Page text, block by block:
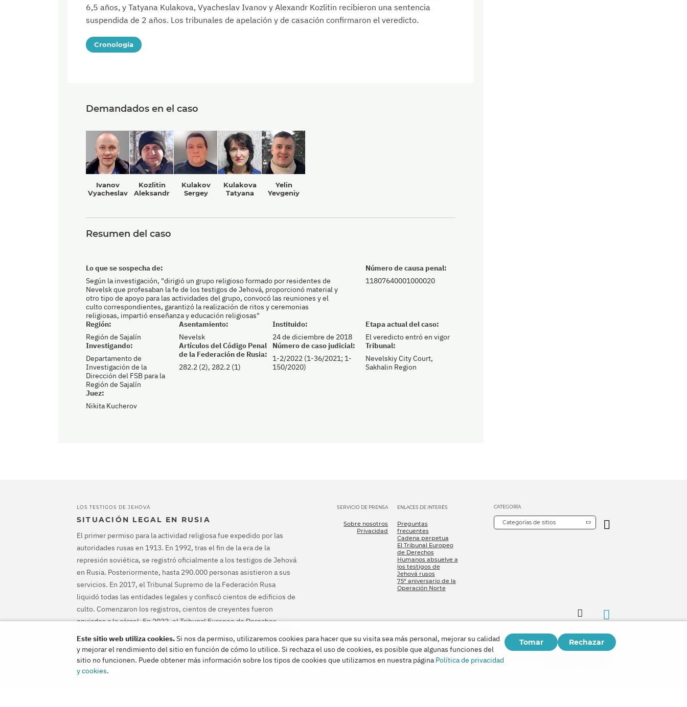
6,5 años, y Tatyana Kulakova, Vyacheslav Ivanov y Alexandr Kozlitin recibieron una sentencia
suspendida de 2 años. Los tribunales de apelación y de casación confirmaron el veredicto.
Cronología
Demandados en el caso
Ivanov
Vyacheslav
Kozlitin
Aleksandr
Kulakov
Sergey
Kulakova
Tatyana
Yelin
Yevgeniy
Resumen del caso
Región:
Región de Sajalín
Asentamiento:
Nevelsk
Lo que se sospecha de:
Según la investigación, "dirigió un grupo religioso formado por residentes de
Nevelsk que profesaban la fe de los testigos de Jehová, proporcionó material y
otro tipo de apoyo para las actividades del grupo, convocó las reuniones y el
culto correspondientes, garantizó la realización de ritos y ceremonias
religiosas, impartió enseñanza y educación religiosas"
Número de causa penal:
11807640001000020
Instituido:
24 de diciembre de 2018
Etapa actual del caso:
El veredicto entró en vigor
Investigando:
Departamento de
Investigación de la
Dirección del FSB para la
Región de Sajalín
Artículos del Código Penal
de la Federación de Rusia:
282.2 (2), 282.2 (1)
Número de caso judicial:
1-2/2022 (1-36/2021; 1-
150/2020)
Tribunal:
Nevelskiy City Court,
Sakhalin Region
Juez:
Nikita Kucherov
LOS TESTIGOS DE JEHOVÁ
SITUACIÓN LEGAL EN RUSIA
El primer permiso para la actividad religiosa fue expedido por las
autoridades rusas en 1913. En 1992, tras el fin de la era de la
represión soviética, se registró oficialmente a los testigos de Jehová
en Rusia. Posteriormente, hasta 290.000 personas asistieron a sus
servicios. En 2017, el Tribunal Supremo de la Federación Rusa
liquidó todas las entidades legales y confiscó cientos de edificios de
culto. Comenzaron los registros, cientos de creyentes fueron
enviados a la cárcel. En 2022, el Tribunal Europeo de Derechos
fin a su persecución penal y les indemnizara por todo el daño que les
habían causado.
SERVICIO DE PRENSA
Sobre nosotros
Privacidad
ENLACES DE INTERÉS
Preguntas
frecuentes
Cadena perpetua
El Tribunal Europeo
de Derechos
Humanos absuelve a
los testigos de
Jehová rusos
75º aniversario de la
Operación Norte
CATEGORÍA
Categorías de sitios
Este sitio web utiliza cookies.Si nos da permiso, utilizaremos cookies para hacer que su visita sea más personal, mejorar su calidad
y mejorar el rendimiento del sitio en función de cómo lo utilice. Si rechaza el uso de cookies, es posible que algunas funciones del
sitio no funcionen. Puede obtener más información sobre los tipos de cookies que utilizamos en nuestra página Política de privacidad
y cookies.
Tomar Rechazar